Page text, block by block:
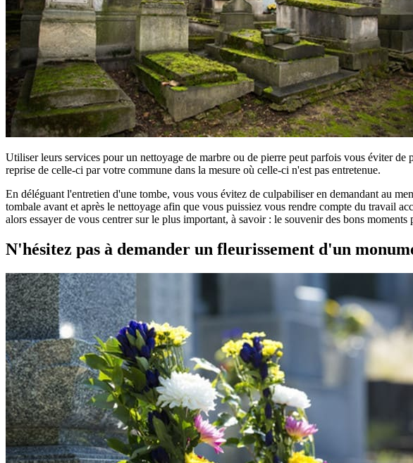
Utiliser leurs services pour un nettoyage de marbre ou de pierre peut parfois vous éviter
reprise de celle-ci par votre commune dans la mesure où celle-ci n'est pas entretenue.
En déléguant l'entretien d'une tombe, vous vous évitez de culpabiliser en demandant au
tombale avant et après le nettoyage afin que vous puissiez vous rendre compte du travail
alors essayer de vous centrer sur le plus important, à savoir : le souvenir des bons moments
N'hésitez pas à demander un fleurissement d'un